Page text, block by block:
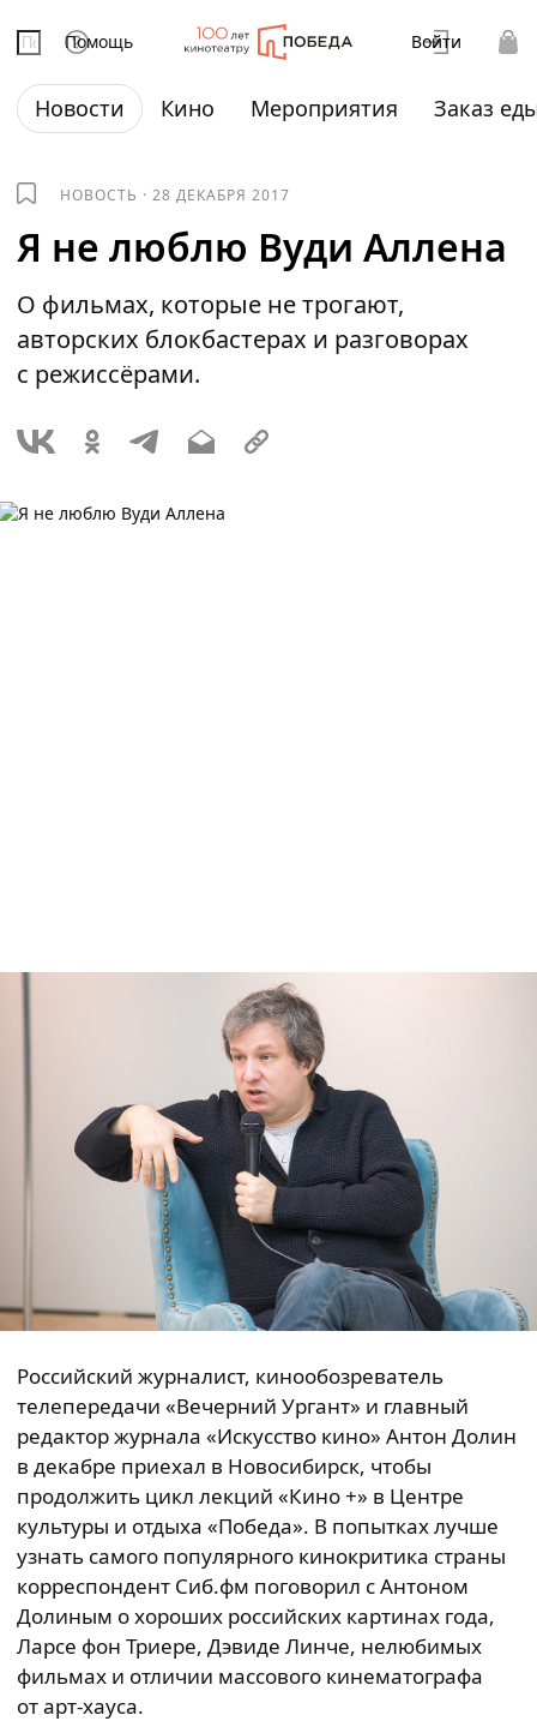
Помощь Войти
Новости Кино Мероприятия Заказ
НОВОСТЬ ·28 ДЕКАБРЯ 2017
Я не люблю Вуди Аллена
О фильмах, которые не трогают,
авторских блокбастерах и разговорах
с режиссёрами.
Российский журналист, кинообозреватель
телепередачи «Вечерний Ургант» и главный
редактор журнала «Искусство кино» Антон Долин
в декабре приехал в Новосибирск, чтобы
продолжить цикл лекций «Кино +» в Центре
культуры и отдыха «Победа». В попытках лучше
узнать самого популярного кинокритика страны
корреспондент Сиб.фм поговорил с Антоном
Долиным о хороших российских картинах года,
Ларсе фон Триере, Дэвиде Линче, нелюбимых
фильмах и отличии массового кинематографа
от арт-хауса.